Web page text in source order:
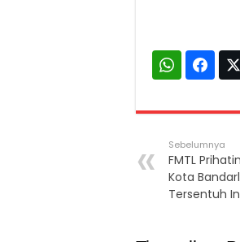
Sebelumnya
FMTL
Kota
Tersentuh